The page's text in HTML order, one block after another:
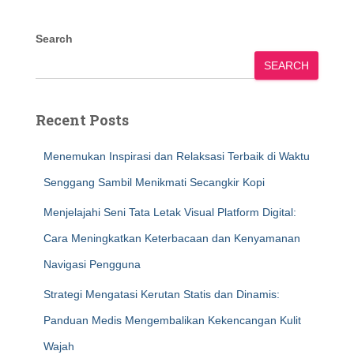
Search
SEARCH
Recent Posts
Menemukan Inspirasi dan Relaksasi Terbaik di Waktu
Senggang Sambil Menikmati Secangkir Kopi
Menjelajahi Seni Tata Letak Visual Platform Digital:
Cara Meningkatkan Keterbacaan dan Kenyamanan
Navigasi Pengguna
Strategi Mengatasi Kerutan Statis dan Dinamis:
Panduan Medis Mengembalikan Kekencangan Kulit
Wajah